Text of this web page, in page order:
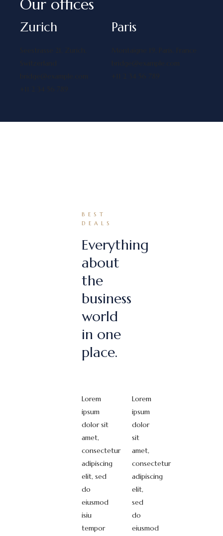
Our offices
Zurich Paris
BEST
DEALS
Everything
about
the
business
world
in one
place.
Lorem
ipsum
dolor sit
amet,
consectetur
adipiscing
elit, sed
do
eiusmod
isiu
tempor
Lorem
ipsum
dolor
sit
amet,
consectetur
adipiscing
elit,
sed
do
eiusmod